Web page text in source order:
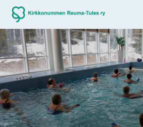
Siirry
sivun
sisältöön
Sivuston etusivulle